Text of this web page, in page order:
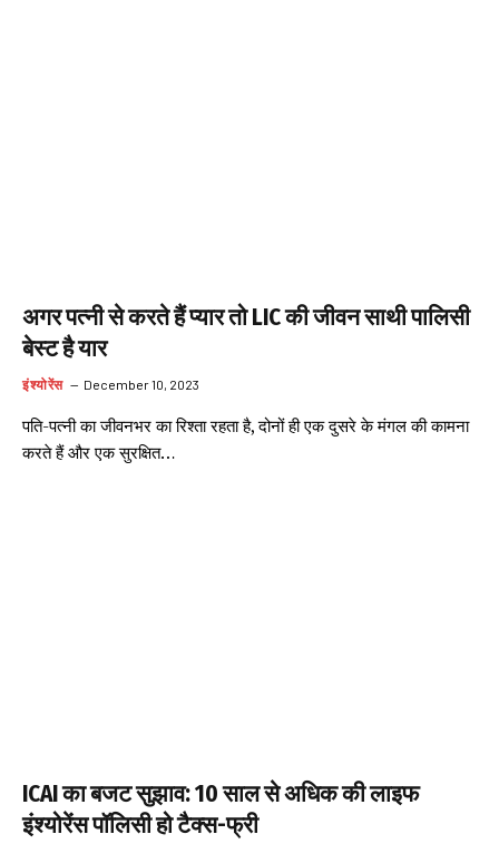
अगर पत्नी से करते हैं प्यार तो LIC की जीवन साथी पालिसी
बेस्ट है यार
इंश्योरेंस December 10, 2023
पति-पत्नी का जीवनभर का रिश्ता रहता है, दोनों ही एक दुसरे के मंगल की कामना
करते हैं और एक सुरक्षित…
ICAI का बजट सुझाव: 10 साल से अधिक की लाइफ
इंश्योरेंस पॉलिसी हो टैक्स-फ्री